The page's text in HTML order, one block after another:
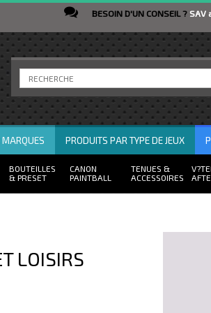
BESOIN D'UN CONSEIL ?SAV
BOUTEILLES
PRESET
CANON
PAINTBALL
TENUES
ACCESSOIRES
PRODUITS PAR TYPE DE JEUX
LOISIRS